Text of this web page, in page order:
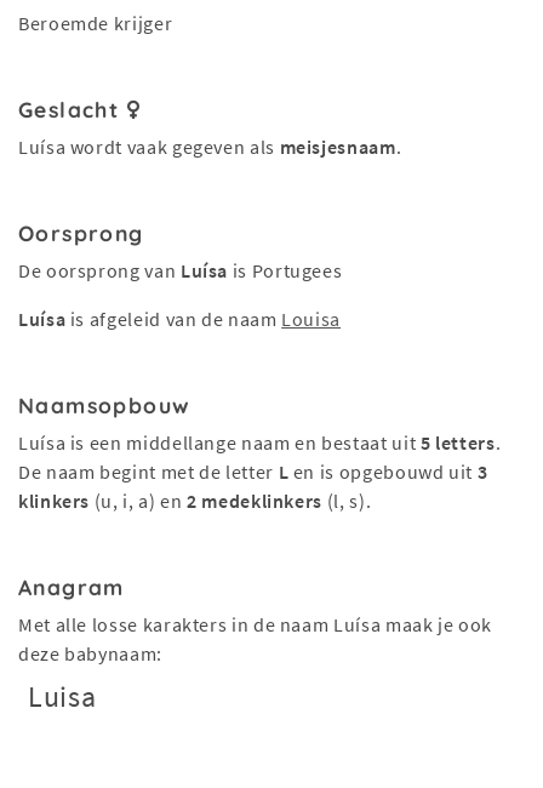
Beroemde krijger
Geslacht
Luísa wordt vaak gegeven als meisjesnaam.
Oorsprong
De oorsprong van Luísa is Portugees
Luísa is afgeleid van de naam Louisa
Naamsopbouw
Luísa is een middellange naam en bestaat uit 5 letters.
De naam begint met de letter L en is opgebouwd uit 3
klinkers (u, i, a) en2 medeklinkers (l, s).
Anagram
Met alle losse karakters in de naam Luísa maak je ook
deze babynaam:
Luisa